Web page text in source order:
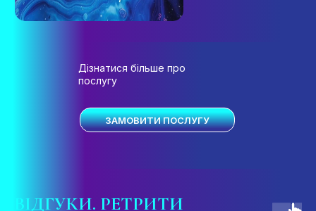
Дізнатися більше про
послугу
ЗАМОВИТИ ПОСЛУГУ
ВІДГУКИ. РЕТРИТИ